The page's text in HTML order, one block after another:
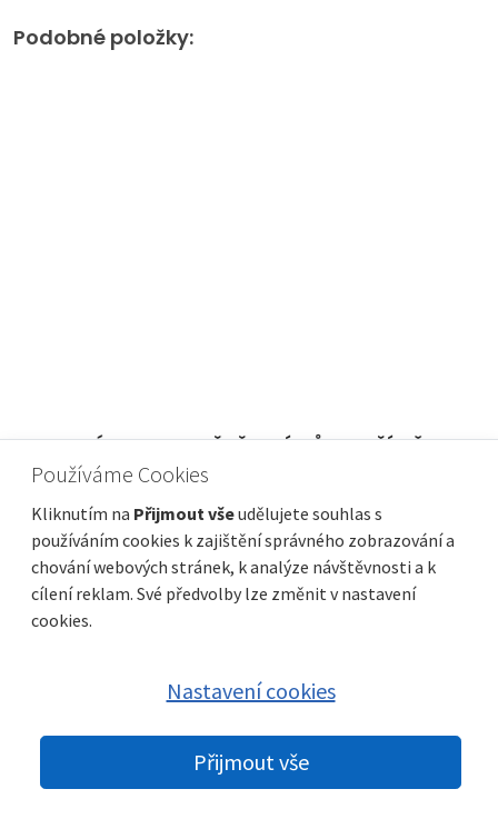
Podobné položky:
GOSPIĆ, LIPE - ZEMĚDĚLSKÁ PŮDA, PŘÍLEŽITOST
Cena za m2
1 €/m²
Vzdálenost od moře
Plocha celkem
30 000 m² Obec, část obce
Gospić
© 2026 nemovitosti-chorvatsko.eu | GDPR
Používáme Cookies
Kliknutím na Přijmout všeudělujete souhlas s
používáním cookies k zajištění správného zobrazování a
chování webových stránek, k analýze návštěvnosti a k
cílení reklam. Své předvolby lze změnit v nastavení
cookies.
Nastavení cookies
Přijmout vše